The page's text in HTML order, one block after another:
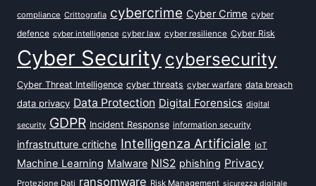
compliance Crittografia cybercrime Cyber Crime cyber
defence cyber intelligence cyber law cyber resilience Cyber Risk
Cyber Security cybersecurity
Cyber Threat Intelligence cyber threats cyber warfare data breach
data privacy Data Protection Digital Forensics digital
security GDPR Incident Response information security
infrastrutture critiche Intelligenza Artificiale IoT
Machine Learning Malware NIS2 phishing Privacy
Protezione Dati ransomware Risk Management sicurezza digitale